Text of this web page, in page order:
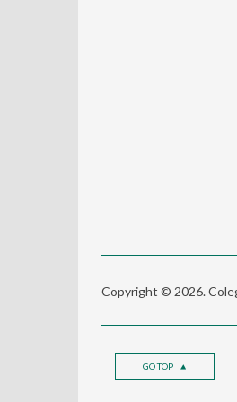
Copyright © 2026.
GO TOP